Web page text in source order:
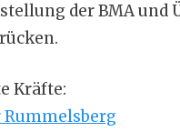
der BMA und
.
Kräfte:
Rummelsberg